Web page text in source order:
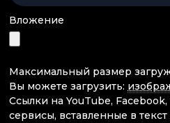
Вложение
Максимальный размер
Вы можете загрузить:
Ссылки на YouTube,
сервисы, вставленные в